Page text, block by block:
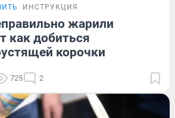
ИНСТРУКЦИЯ
жарили
как добиться
корочки
725 2